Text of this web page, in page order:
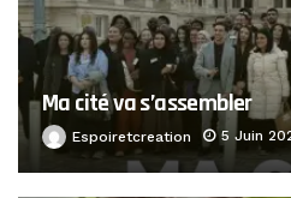
Ma cité va s’assembler
Espoiretcreation 5 Juin